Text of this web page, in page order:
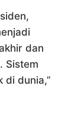
dan
Sistem
di dunia,”